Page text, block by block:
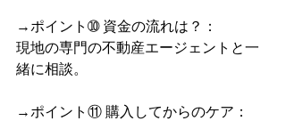
→ポイント➉ 資金の流れは？：
現地の専門の不動産エージェントと一
緒に相談。
→ポイント⑪ 購入してからのケア：